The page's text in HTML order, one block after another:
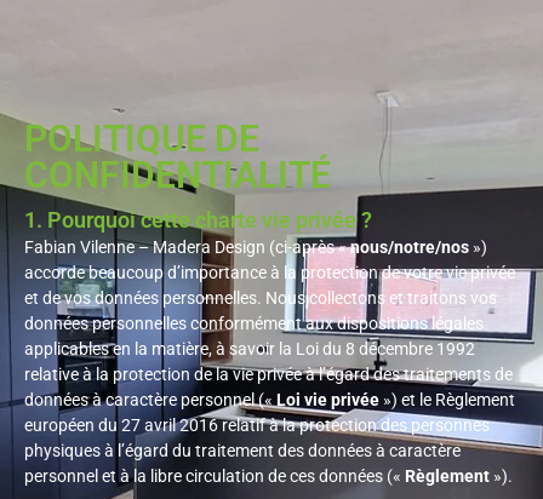
POLITIQUE DE
CONFIDENTIALITÉ
1. Pourquoi cette charte vie privée ?
Fabian Vilenne – Madera Design (ci-après «nous/notre/nos »)
accorde beaucoup d’importance à la protection de votre vie privée
et de vos données personnelles. Nous collectons et traitons vos
données personnelles conformément aux dispositions légales
applicables en la matière, à savoir la Loi du 8 décembre 1992
relative à la protection de la vie privée à l’égard des traitements de
données à caractère personnel (« Loi vie privée ») et le Règlement
européen du 27 avril 2016 relatif à la protection des personnes
physiques à l’égard du traitement des données à caractère
personnel et à la libre circulation de ces données (« Règlement »).